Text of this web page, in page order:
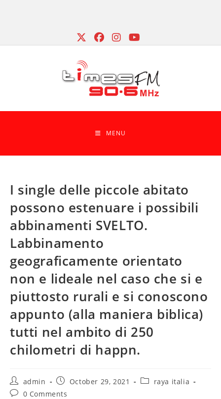
MENU
I single delle piccole abitato
possono estenuare i possibili
abbinamenti SVELTO.
Labbinamento
geograficamente orientato
non e lideale nel caso che si e
piuttosto rurali e si conoscono
appunto (alla maniera biblica)
tutti nel ambito di 250
chilometri di happn.
Post
author:
admin
Post
published:
October 29, 2021
Postraya italia
Post0 Comments